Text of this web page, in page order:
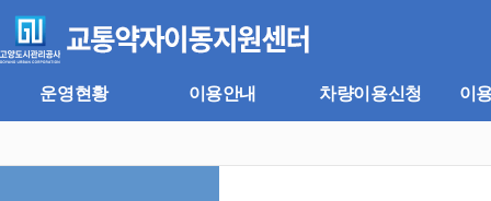
뉴
바
기
바
로
운영현황 이용안내 차량이용신청 이